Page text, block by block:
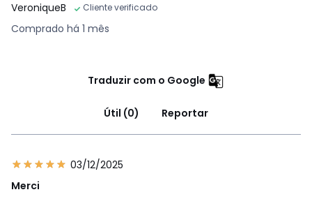
VeroniqueB
Cliente verificado
Comprado há 1 mês
Traduzir com o Google
Útil (0) Reportar
03/12/2025
Merci